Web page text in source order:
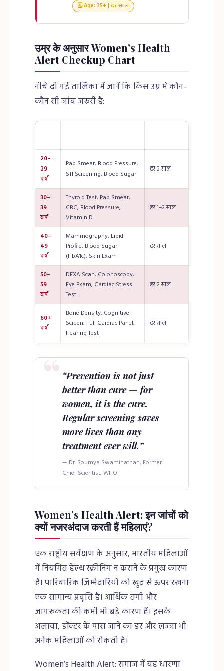
🗓 Age: 35+ | हर साल
उम्र के अनुसार Women’s Health
Alert Checkup Chart
नीचे दी गई तालिका में जानें कि किस उम्र में कौन-
कौन सी जांच जरूरी है:
20–
29
वर्ष
Pap Smear, Blood Pressure,
STI Screening, Blood Sugar
हर 3 साल
30–
39
वर्ष
Thyroid Test, Pap Smear,
CBC, Blood Pressure,
Vitamin D
हर 1–2 साल
40–
49
वर्ष
Mammography, Lipid
Profile, Blood Sugar
(HbA1c), Skin Exam
हर साल
50–
59
वर्ष
DEXA Scan, Colonoscopy,
Eye Exam, Cardiac Stress
Test
हर 2 साल
60+
वर्ष
Bone Density, Cognitive
Screen, Full Cardiac Panel,
Hearing Test
हर साल
“Prevention is not just
better than cure — for
women, it is the cure.
Regular screening saves
more lives than any
treatment ever will.”
— Dr. Soumya Swaminathan, Former
Chief Scientist, WHO
Women’s Health Alert: इन जांचों को
क्यों नजरअंदाज करती हैं महिलाएं?
एक राष्ट्रीय सर्वेक्षण के अनुसार, भारतीय महिलाओं
में नियमित हेल्थ स्क्रीनिंग न कराने के प्रमुख कारण
हैं। पारिवारिक जिम्मेदारियों को खुद से ऊपर रखना
एक सामान्य प्रवृत्ति है। आर्थिक तंगी और
जागरूकता की कमी भी बड़े कारण हैं। इसके
अलावा, डॉक्टर के पास जाने का डर और लज्जा भी
अनेक महिलाओं को रोकती है।
Women’s Health Alert: समाज में यह धारणा